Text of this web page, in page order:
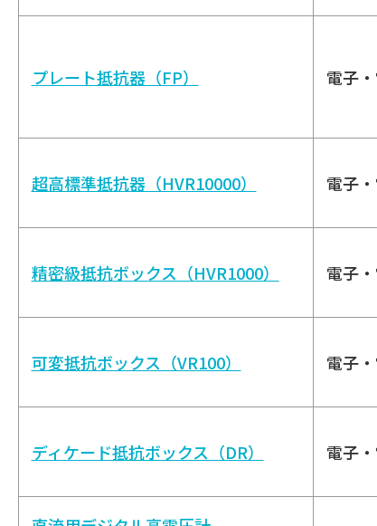
プレート抵抗器（FP） 電子
超高標準抵抗器（HVR10000） 電子
精密級抵抗ボックス（HVR1000） 電子
可変抵抗ボックス（VR100） 電子
ディケード抵抗ボックス（DR） 電子